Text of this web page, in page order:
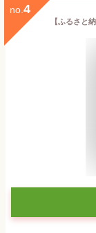
no. 4